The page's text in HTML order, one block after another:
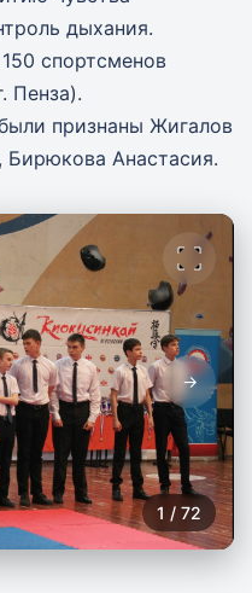
дыхания.
спортсменов
Пенза).
признаны Жигалов
Анастасия.
→
1 / 72